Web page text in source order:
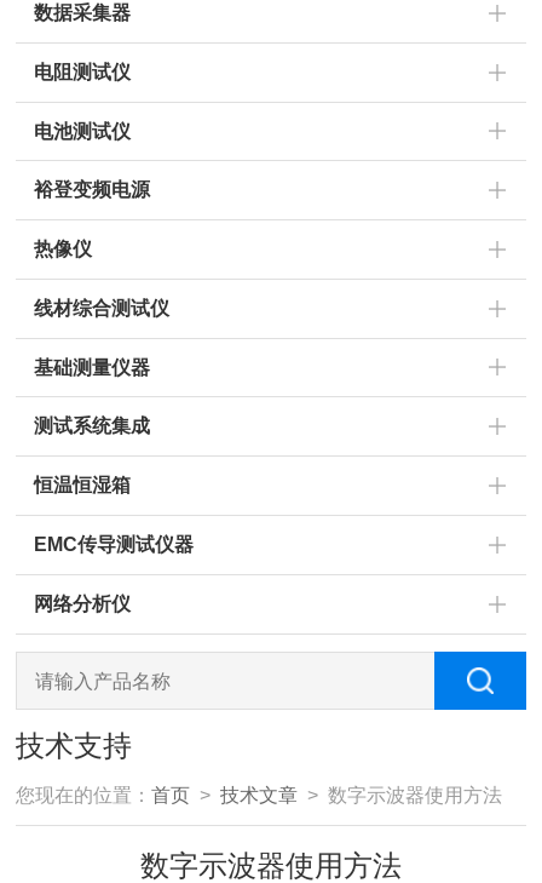
数据采集器
电阻测试仪
电池测试仪
裕登变频电源
热像仪
线材综合测试仪
基础测量仪器
测试系统集成
恒温恒湿箱
EMC传导测试仪器
网络分析仪
技术支持
您现在的位置：首页 >技术文章 > 数字示波器使用方法
数字示波器使用方法